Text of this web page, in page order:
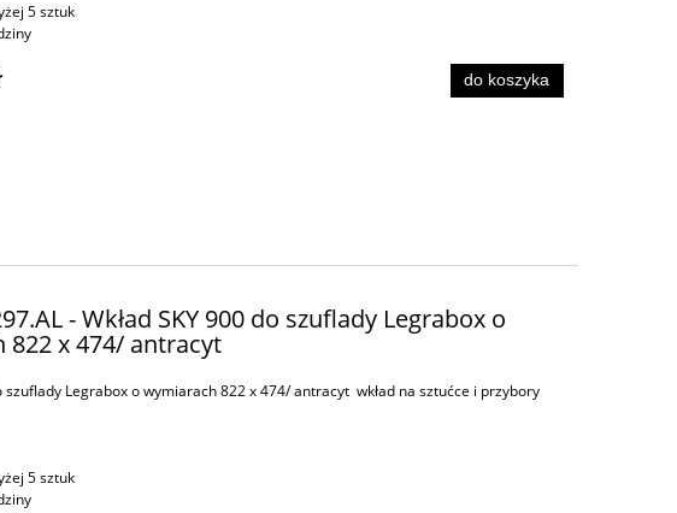
5 sztuk
do koszyka
- Wkład SKY 900 do szuflady Legrabox o
822 x 474/ antracyt
szuflady Legrabox o wymiarach 822 x 474/ antracyt wkład na sztućce i przybory
5 sztuk